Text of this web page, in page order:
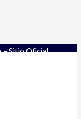
– Sitio Oficial